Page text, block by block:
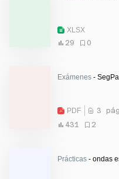
XLSX
29
0
Exámenes -
PDF
3
431
2
Prácticas - ondas